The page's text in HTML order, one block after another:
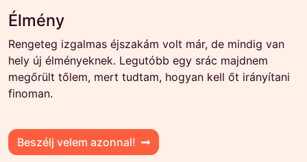
Élmény
Rengeteg izgalmas éjszakám volt már, de mindig van
hely új élményeknek. Legutóbb egy srác majdnem
megőrült tőlem, mert tudtam, hogyan kell őt irányítani
finoman.
Beszélj velem azonnal!